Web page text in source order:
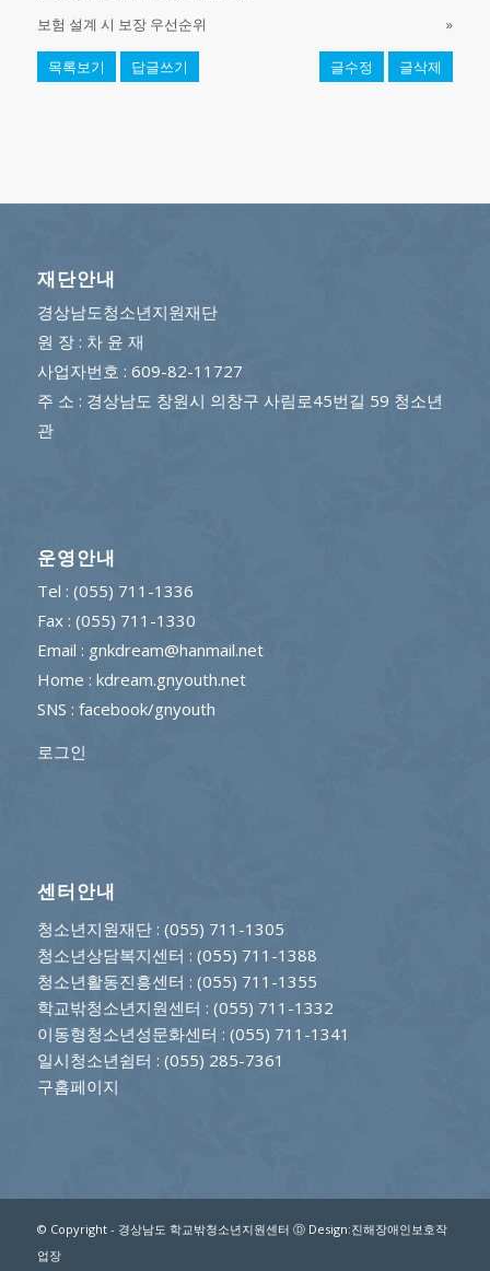
보험 설계 시 보장 우선순위
»
목록보기 답글쓰기 글수정 글삭제
재단안내
경상남도청소년지원재단
원 장 : 차 윤 재
사업자번호 : 609-82-11727
주 소 : 경상남도 창원시 의창구 사림로45번길 59 청소년
관
운영안내
Tel : (055) 711-1336
Fax : (055) 711-1330
Email : gnkdream@hanmail.net
Home : kdream.gnyouth.net
SNS : facebook/gnyouth
로그인
센터안내
청소년지원재단: (055) 711-1305
청소년상담복지센터 : (055) 711-1388
청소년활동진흥센터 : (055) 711-1355
학교밖청소년지원센터 : (055) 711-1332
이동형청소년성문화센터 : (055) 711-1341
일시청소년쉼터 : (055) 285-7361
구홈페이지
© Copyright - 경상남도 학교밖청소년지원센터 Ⓓ Design:진해장애인보호작
업장